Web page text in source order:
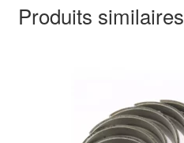
Produits similaires